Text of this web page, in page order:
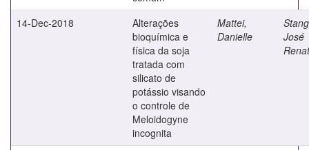
14-Dec-2018
Alterações
bioquímica e
física da soja
tratada com
silicato de
potássio visando
o controle de
Meloidogyne
incognita
Mattei,
Danielle
José